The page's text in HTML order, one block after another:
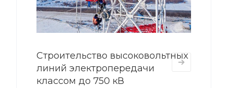
Строительство высоковольтных
линий электропередачи
классом до 750 кВ